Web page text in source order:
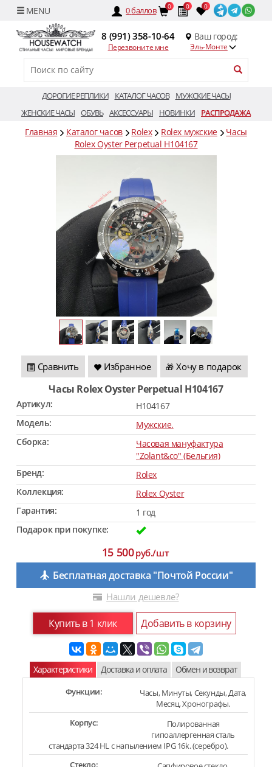
0баллов 0 0 0
8 (991) 358-10-64
Перезвоните мне
Ваш город:
Эль-Монте
ДОРОГИЕ РЕПЛИКИ КАТАЛОГ ЧАСОВ
МУЖСКИЕ ЧАСЫ
ЖЕНСКИЕ ЧАСЫ ОБУВЬ АКСЕССУАРЫ НОВИНКИ РАСПРОДАЖА
Главная Каталог часов Rolex Rolex мужские
Часы
Rolex Oyster Perpetual H104167
Сравнить Избранное 🎁 Хочу в подарок
Часы Rolex Oyster Perpetual H104167
Артикул:
H104167
Модель:
Мужские.
Сборка:
Часовая мануфактура
"Zolant&co" (Бельгия)
Бренд:
Rolex
Коллекция:
Rolex Oyster
Гарантия:
1 год
Подарок при покупке:
15 500руб./шт
Бесплатная доставка "Почтой России"
Нашли дешевле?
Купить в 1 клик Добавить в корзину
Характеристики Доставка и оплата Обмен и возврат
Функции:
Часы, Минуты, Секунды, Дата,
Месяц, Хронографы.
Корпус:
Полированная
гипоаллергенная сталь
стандарта 324 HL с напылением IPG 16k. (серебро).
Стекло: